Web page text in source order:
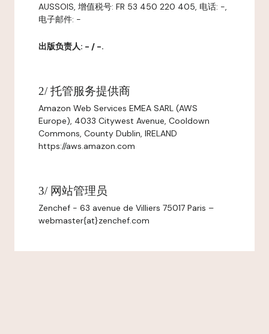
AUSSOIS, 增值税号: FR 53 450 220 405, 电话: -,
电子邮件: -
出版负责人: - / -.
2/ 托管服务提供商
Amazon Web Services EMEA SARL (AWS
Europe), 4033 Citywest Avenue, Cooldown
Commons, County Dublin, IRELAND
https://aws.amazon.com
3/ 网站管理员
Zenchef - 63 avenue de Villiers 75017 Paris –
webmaster{at}zenchef.com